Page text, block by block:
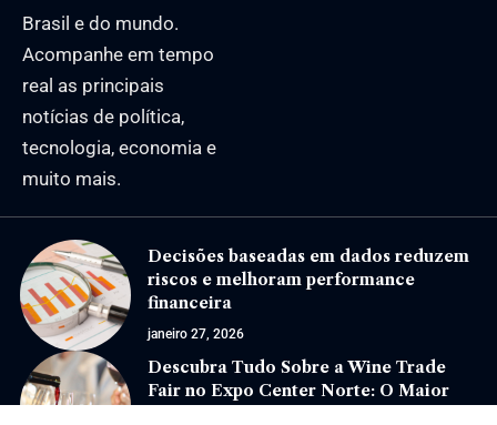
Brasil e do mundo.
Acompanhe em tempo
real as principais
notícias de política,
tecnologia, economia e
muito mais.
Decisões baseadas em dados reduzem
riscos e melhoram performance
financeira
janeiro 27, 2026
Descubra Tudo Sobre a Wine Trade
Fair no Expo Center Norte: O Maior